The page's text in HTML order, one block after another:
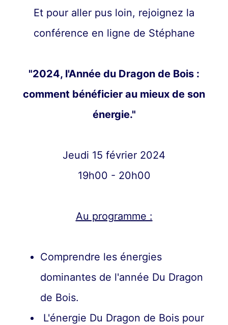
Et pour aller pus loin, rejoignez la
conférence en ligne de Stéphane
"2024, l'Année du Dragon de Bois :
comment bénéficier au mieux de son
énergie."
Jeudi 15 février 2024
19h00 - 20h00
Au programme :
Comprendre les énergies
dominantes de l'année Du Dragon
de Bois.
L'énergie Du Dragon de Bois pour